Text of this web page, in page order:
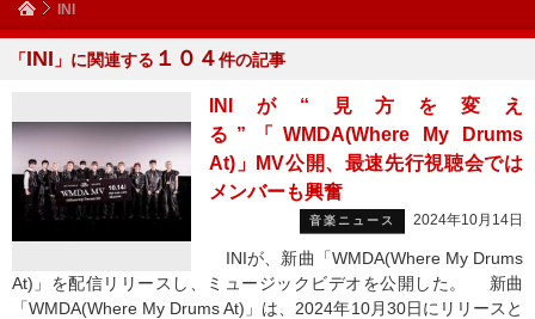
INI
「INI 」に関連する １０４件の記事
INIが“見方を変え
る”「WMDA(Where My Drums
At)」MV公開、最速先行視聴会では
メンバーも興奮
音楽ニュース 2024年10月14日
INIが、新曲「WMDA(Where My Drums
At)」を配信リリースし、ミュージックビデオを公開した。 新曲
「WMDA(Where My Drums At)」は、2024年10月30日にリリースと